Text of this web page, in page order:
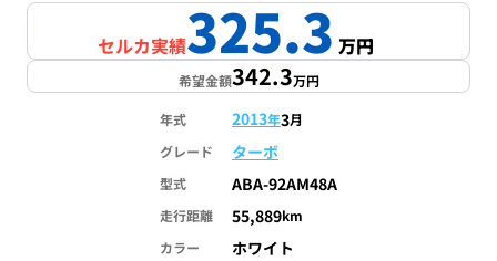
セルカ実績325.3万円
希望金額342.3万円
年式 2013年3月
グレード
ターボ
型式 ABA-92AM48A
走行距離 55,889km
カラー
ホワイト